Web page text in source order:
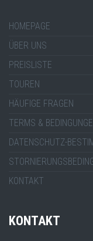
HOMEPAGE
ÜBER UNS
PREISLISTE
TOUREN
HÄUFIGE FRAGEN
TERMS &
DATENSCHUTZ-
KONTAKT
KONTAKT